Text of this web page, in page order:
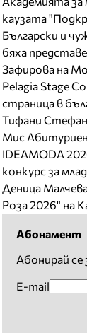
каузата
Български и
бяха
Зафирова на
Pelagia Stage
страница в
Тифани
Мис
IDEAMODA
конкурс за
Деница
Роза 2026" на
Абонамент
Абонирай
E-mail